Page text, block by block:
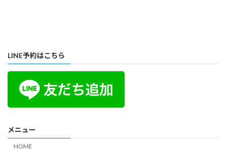
LINE予約はこちら
メニュー
HOME